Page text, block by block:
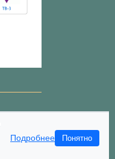
Подробнее Понятно